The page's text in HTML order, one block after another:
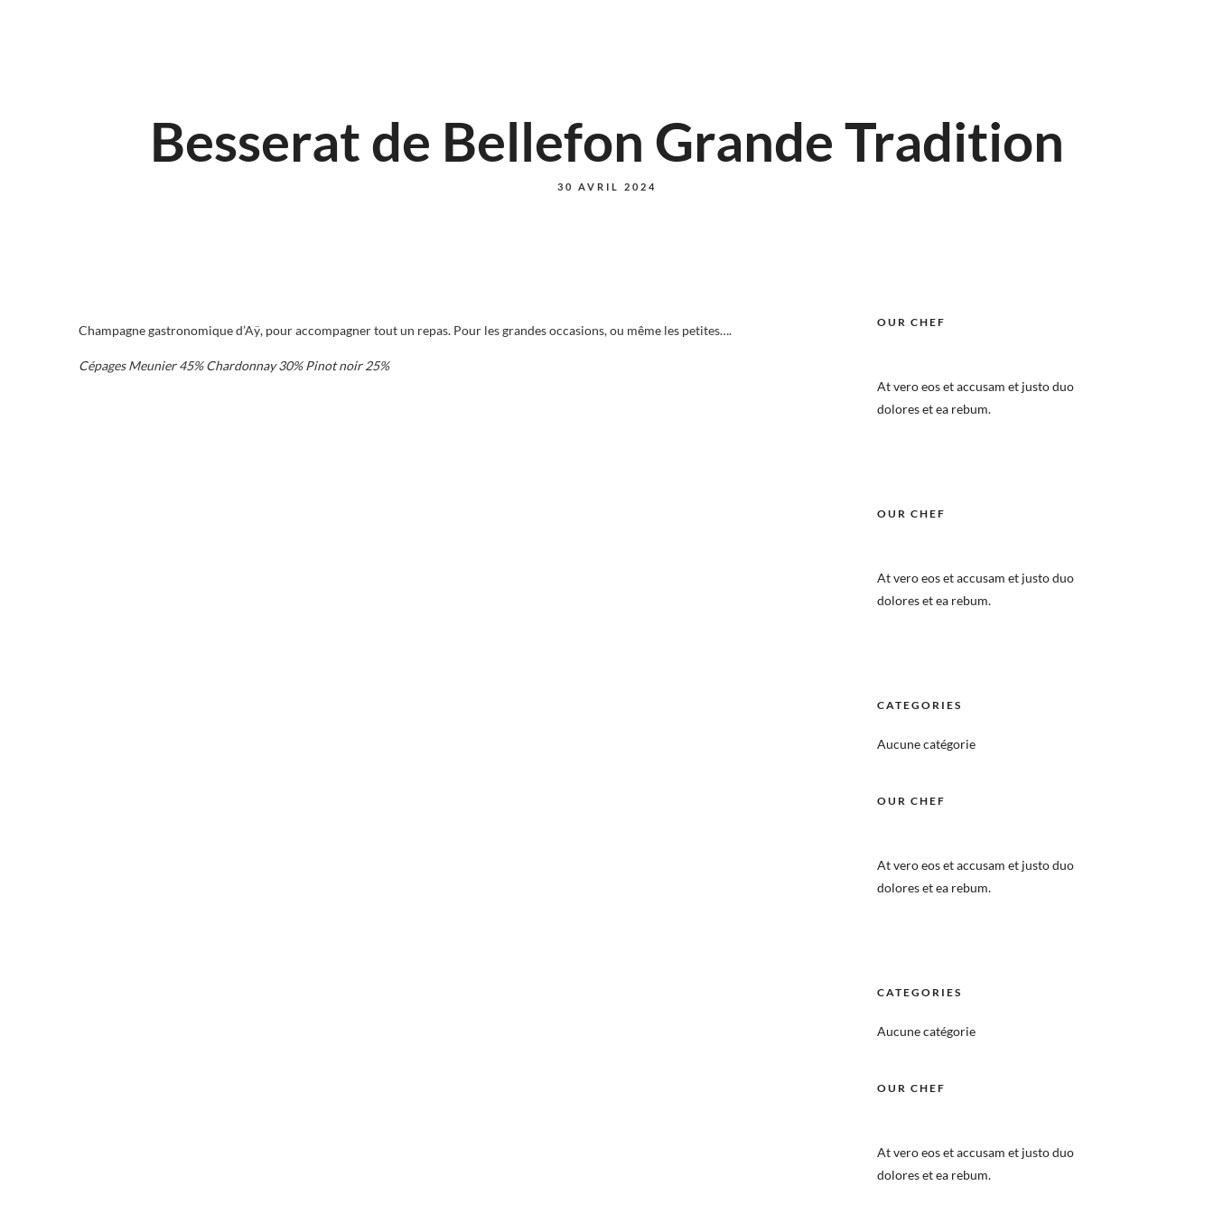
Besserat de Bellefon Grande Tradition
30 AVRIL 2024
Champagne gastronomique d’Aÿ, pour accompagner tout un repas. Pour les grandes occasions, ou même les petites….
Cépages Meunier 45% Chardonnay 30% Pinot noir 25%
OUR CHEF
At vero eos et accusam et justo duo
dolores et ea rebum.
OUR CHEF
At vero eos et accusam et justo duo
dolores et ea rebum.
CATEGORIES
Aucune catégorie
OUR CHEF
At vero eos et accusam et justo duo
dolores et ea rebum.
CATEGORIES
Aucune catégorie
OUR CHEF
At vero eos et accusam et justo duo
dolores et ea rebum.